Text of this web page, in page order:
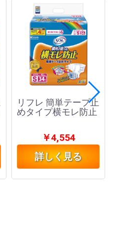
リフレ 簡単テープ止
めタイプ横モレ防止
￥4,554
詳しく見る